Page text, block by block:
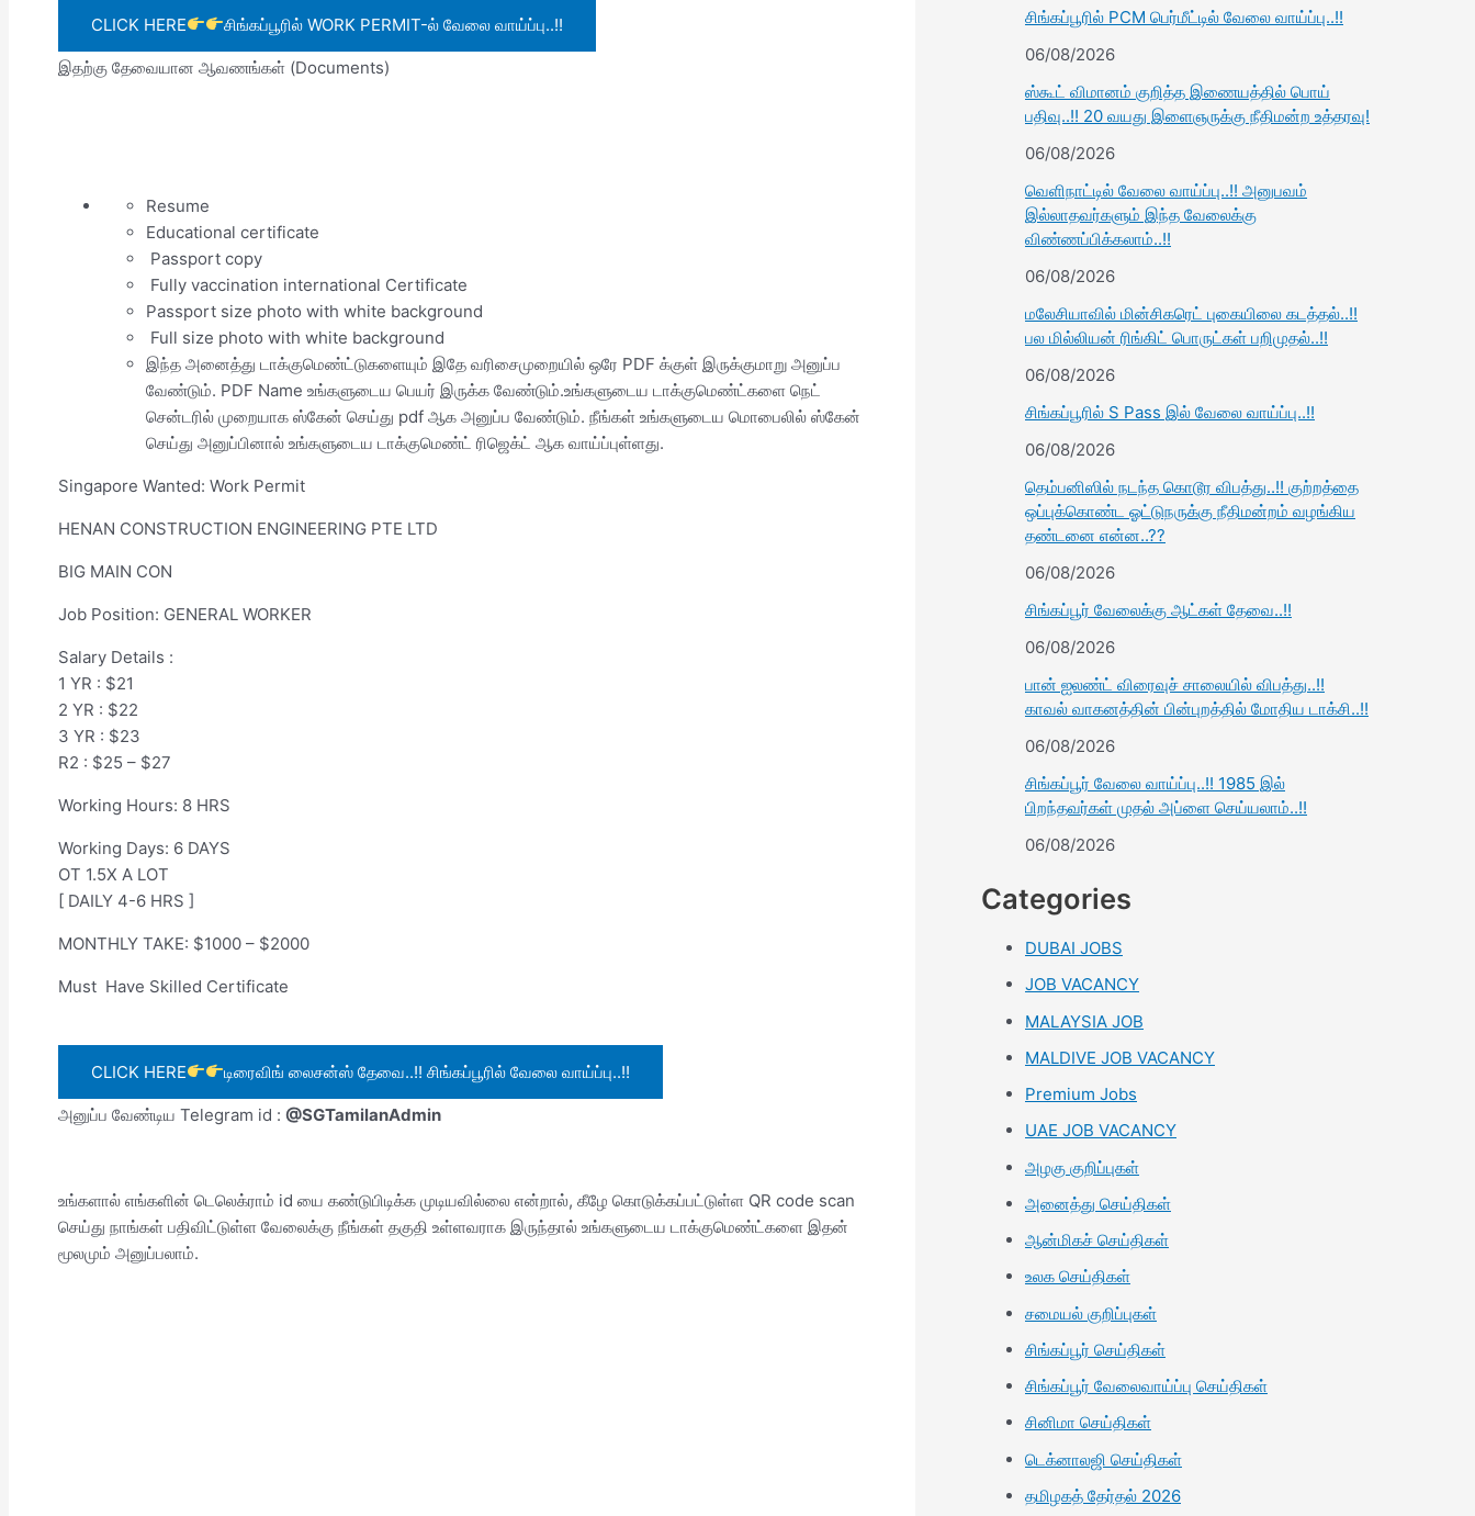
CLICK HERE சிங்கப்பூரில் WORK PERMIT-ல் வேலை வாய்ப்பு..!!
இதற்கு தேவையான ஆவணங்கள் (Documents)
Resume
Educational certificate
Passport copy
Fully vaccination international Certificate
Passport size photo with white background
Full size photo with white background
இந்த அனைத்து டாக்குமெண்ட்டுகளையும் இதே வரிசைமுறையில் ஒரே PDF க்குள் இருக்குமாறு அனுப்ப
வேண்டும். PDF Name உங்களுடைய பெயர் இருக்க வேண்டும்.உங்களுடைய டாக்குமெண்ட்களை நெட்
சென்டரில் முறையாக ஸ்கேன் செய்து pdf ஆக அனுப்ப வேண்டும். நீங்கள் உங்களுடைய மொபைலில் ஸ்கேன்
செய்து அனுப்பினால் உங்களுடைய டாக்குமெண்ட் ரிஜெக்ட் ஆக வாய்ப்புள்ளது.
Singapore Wanted: Work Permit
HENAN CONSTRUCTION ENGINEERING PTE LTD
BIG MAIN CON
Job Position: GENERAL WORKER
Salary Details :
1 YR : $21
2 YR : $22
3 YR : $23
R2 : $25 – $27
Working Hours: 8 HRS
Working Days: 6 DAYS
OT 1.5X A LOT
[ DAILY 4-6 HRS ]
MONTHLY TAKE: $1000 – $2000
Must Have Skilled Certificate
CLICK HERE டிரைவிங் லைசன்ஸ் தேவை..!! சிங்கப்பூரில் வேலை வாய்ப்பு..!!
அனுப்ப வேண்டிய Telegram id : @SGTamilanAdmin
உங்களால் எங்களின் டெலெக்ராம் id யை கண்டுபிடிக்க முடியவில்லை என்றால், கீழே கொடுக்கப்பட்டுள்ள QR code scan
செய்து நாங்கள் பதிவிட்டுள்ள வேலைக்கு நீங்கள் தகுதி உள்ளவராக இருந்தால் உங்களுடைய டாக்குமெண்ட்களை இதன்
மூலமும் அனுப்பலாம்.
சிங்கப்பூரில் PCM பெர்மீட்டில் வேலை வாய்ப்பு..!!
06/08/2026
ஸ்கூட் விமானம் குறித்த இணையத்தில் பொய்
பதிவு..!! 20 வயது இளைஞருக்கு நீதிமன்ற உத்தரவு!
06/08/2026
வெளிநாட்டில் வேலை வாய்ப்பு..!! அனுபவம்
இல்லாதவர்களும் இந்த வேலைக்கு
விண்ணப்பிக்கலாம்..!!
06/08/2026
மலேசியாவில் மின்சிகரெட் புகையிலை கடத்தல்..!!
பல மில்லியன் ரிங்கிட் பொருட்கள் பறிமுதல்..!!
06/08/2026
சிங்கப்பூரில் S Pass இல் வேலை வாய்ப்பு..!!
06/08/2026
தெம்பனிஸில் நடந்த கொடூர விபத்து..!! குற்றத்தை
ஒப்புக்கொண்ட ஓட்டுநருக்கு நீதிமன்றம் வழங்கிய
தண்டனை என்ன..??
06/08/2026
சிங்கப்பூர் வேலைக்கு ஆட்கள் தேவை..!!
06/08/2026
பான் ஐலண்ட் விரைவுச் சாலையில் விபத்து..!!
காவல் வாகனத்தின் பின்புறத்தில் மோதிய டாக்சி..!!
06/08/2026
சிங்கப்பூர் வேலை வாய்ப்பு..!! 1985 இல்
பிறந்தவர்கள் முதல் அப்ளை செய்யலாம்..!!
06/08/2026
Categories
DUBAI JOBS
JOB VACANCY
MALAYSIA JOB
MALDIVE JOB VACANCY
Premium Jobs
UAE JOB VACANCY
அழகு குறிப்புகள்
அனைத்து செய்திகள்
ஆன்மிகச் செய்திகள்
உலக செய்திகள்
சமையல் குறிப்புகள்
சிங்கப்பூர் செய்திகள்
சிங்கப்பூர் வேலைவாய்ப்பு செய்திகள்
சினிமா செய்திகள்
டெக்னாலஜி செய்திகள்
தமிழகத் தேர்தல் 2026